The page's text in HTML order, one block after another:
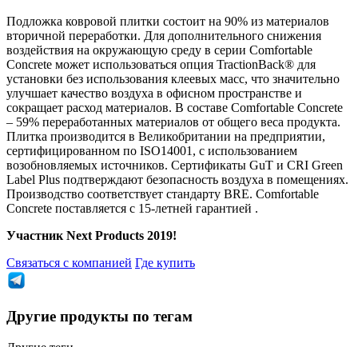
Подложка ковровой плитки состоит на 90% из материалов
вторичной переработки. Для дополнительного снижения
воздействия на окружающую среду в серии Comfortable
Concrete может использоваться опция TractionBack® для
установки без использования клеевых масс, что значительно
улучшает качество воздуха в офисном пространстве и
сокращает расход материалов. В составе Comfortable Concrete
– 59% переработанных материалов от общего веса продукта.
Плитка производится в Великобритании на предприятии,
сертифицированном по ISO14001, с использованием
возобновляемых источников. Сертификаты GuT и CRI Green
Label Plus подтверждают безопасность воздуха в помещениях.
Производство соответствует стандарту BRE. Comfortable
Concrete поставляется с 15-летней гарантией .
Участник Next Products 2019!
Связаться с компанией Где купить
Другие продукты по тегам